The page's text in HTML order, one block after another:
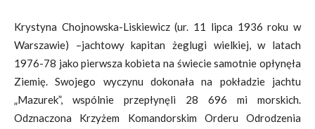
Krystyna Chojnowska-Liskiewicz (ur. 11 lipca 1936 roku w
Warszawie) –jachtowy kapitan żeglugi wielkiej, w latach
1976-78 jako pierwsza kobieta na świecie samotnie opłynęła
Ziemię. Swojego wyczynu dokonała na pokładzie jachtu
„Mazurek”, wspólnie przepłynęli 28 696 mi morskich.
Odznaczona Krzyżem Komandorskim Orderu Odrodzenia